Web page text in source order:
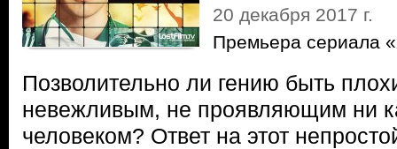
20 декабря 2017 г.
Премьера сериала
Позволительно ли гению быть
невежливым, не проявляющим ни
человеком? Ответ на этот